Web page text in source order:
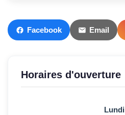
Facebook Email
Horaires d'ouverture
Lundi